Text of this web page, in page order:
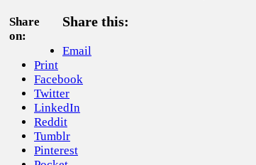
Share
on:
Share this:
Email
Print
Facebook
Twitter
LinkedIn
Reddit
Tumblr
Pinterest